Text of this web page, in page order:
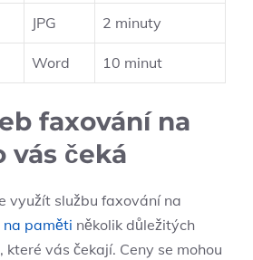
JPG 2 minuty
Word 10 minut
faxování na
vás čeká
využít službu faxování na
na paměti několik důležitých
které vás čekají. Ceny se mohou